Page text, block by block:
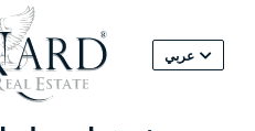
عربي